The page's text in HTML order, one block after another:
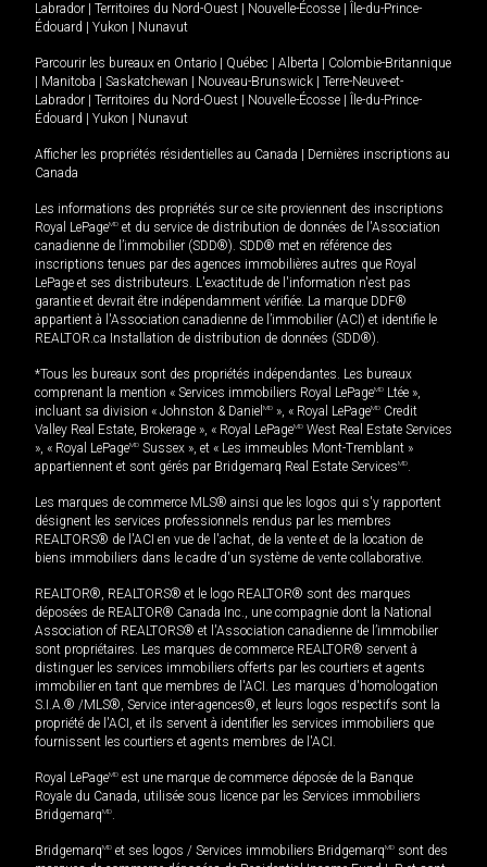
Labrador
Territoires du Nord-Ouest Nouvelle-Écosse
Île-du-Prince-
Édouard
Yukon Nunavut
Parcourir les bureaux en Ontario Québec Alberta
Colombie-Britannique
Manitoba Saskatchewan Nouveau-Brunswick
Terre-Neuve-et-
Labrador
Territoires du Nord-Ouest Nouvelle-Écosse
Île-du-Prince-
Édouard
Yukon Nunavut
Afficher les propriétés résidentielles au Canada
Dernières inscriptions au
Canada
Les informations des propriétés sur ce site proviennent des inscriptions
Royal LePageMD et du service de distribution de données de l'Association
canadienne de l’immobilier (SDD®). SDD® met en référence des
inscriptions tenues par des agences immobilières autres que Royal
LePage et ses distributeurs. L'exactitude de l'information n'est pas
garantie et devrait être indépendamment vérifiée. La marque DDF®
appartient à l'Association canadienne de l’immobilier (ACI) et identifie le
REALTOR.ca Installation de distribution de données (SDD®).
*Tous les bureaux sont des propriétés indépendantes. Les bureaux
comprenant la mention « Services immobiliers Royal LePageMD Ltée »,
incluant sa division « Johnston & Daniel MD », « Royal LePageMD Credit
Valley Real Estate, Brokerage », « Royal LePageMD West Real Estate Services
», « Royal LePageMD Sussex », et « Les immeubles Mont-Tremblant »
appartiennent et sont gérés par Bridgemarq Real Estate ServicesMD.
Les marques de commerce MLS® ainsi que les logos qui s'y rapportent
désignent les services professionnels rendus par les membres
REALTORS® de l'ACI en vue de l'achat, de la vente et de la location de
biens immobiliers dans le cadre d'un système de vente collaborative.
REALTOR®, REALTORS® et le logo REALTOR® sont des marques
déposées de REALTOR® Canada Inc., une compagnie dont la National
Association of REALTORS® et l'Association canadienne de l’immobilier
sont propriétaires. Les marques de commerce REALTOR® servent à
distinguer les services immobiliers offerts par les courtiers et agents
immobilier en tant que membres de l'ACI. Les marques d'homologation
S.I.A.® /MLS®, Service inter-agences®, et leurs logos respectifs sont la
propriété de l'ACI, et ils servent à identifier les services immobiliers que
fournissent les courtiers et agents membres de l'ACI.
Royal LePageMD est une marque de commerce déposée de la Banque
Royale du Canada, utilisée sous licence par les Services immobiliers
BridgemarqMD.
BridgemarqMD et ses logos / Services immobiliers BridgemarqMD sont des